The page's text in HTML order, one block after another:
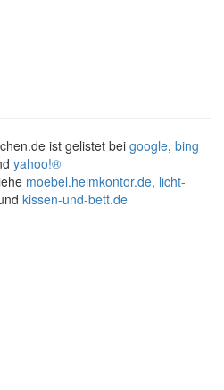
ist gelistet bei google, bing
yahoo!®
moebel.heimkontor.de, licht-
kissen-und-bett.de